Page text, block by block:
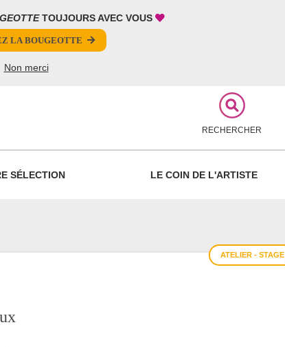
TOUJOURS AVEC VOUS
LA BOUGEOTTE
Non merci
RECHERCHER
SÉLECTION LE COIN DE L'ARTISTE
ATELIER - STAGE